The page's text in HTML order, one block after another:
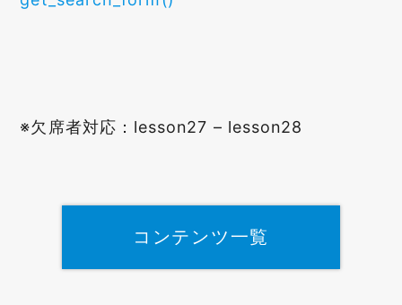
※欠席者対応：lesson27 – lesson28
コンテンツ一覧